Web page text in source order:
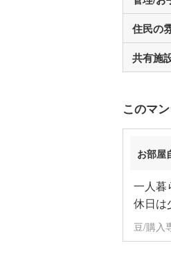
住民の
共有施
このマ
お部屋
一人暮
休日は
豆/購入